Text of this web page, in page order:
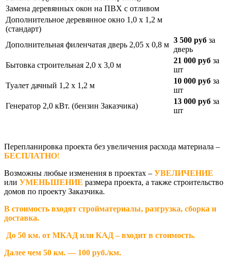
Замена деревянных окон на ПВХ с отливом
Дополнительное деревянное окно 1,0 х 1,2 м
(стандарт)
Дополнительная филенчатая дверь 2,05 х 0,8 м
3 500 руб за
дверь
Бытовка строительная 2,0 х 3,0 м
21 000 руб за
шт
Туалет дачный 1,2 х 1,2 м
10 000 руб за
шт
Генератор 2,0 кВт. (бензин Заказчика)
13 000 руб за
шт
Перепланировка проекта без увеличения расхода материала –
БЕСПЛАТНО!
Возможны любые изменения в проектах – УВЕЛИЧЕНИЕ
или УМЕНЬШЕНИЕ размера проекта, а также строительство
домов по проекту Заказчика.
В стоимость входят стройматериалы, разгрузка, сборка и
доставка.
До 50 км. от МКАД или КАД – входит в стоимость.
Далее чем 50 км. — 100 руб./км.